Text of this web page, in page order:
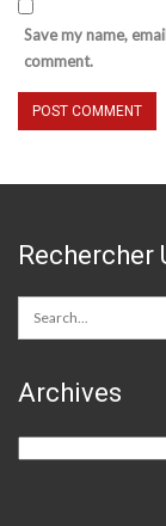
Save my name,
comment.
Rechercher
Archives